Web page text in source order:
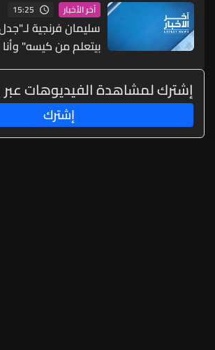
حتى 7 آب
آخر الأخبار 15:25
سليمان فرنجية
بيتعلم من كيسه"
عون لكن الوقت
الداخلية وتفاهمنا هي
نتعلم مما يحصل في
ونستفيد منه
إشترك لمشاهدة الفيديوهات عبر
إشترك